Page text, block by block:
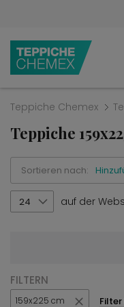
Teppiche Chemex
Teppiche
Sortieren nach:
24 auf der
FILTERN
159x225 cm